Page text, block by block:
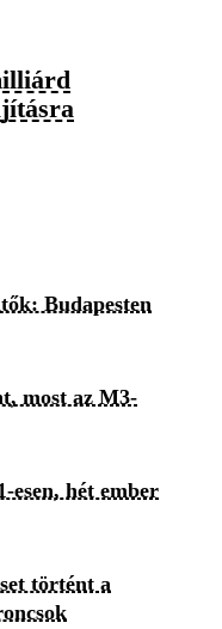
Budapesten
most az M3-
hét ember
történt a